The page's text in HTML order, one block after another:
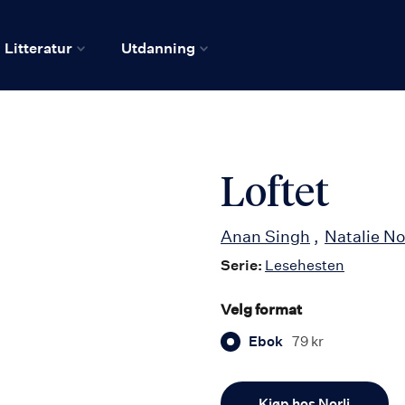
Litteratur Utdanning
Loftet
Anan Singh Natalie
Serie: Lesehesten
Velg format
Ebok 79 kr